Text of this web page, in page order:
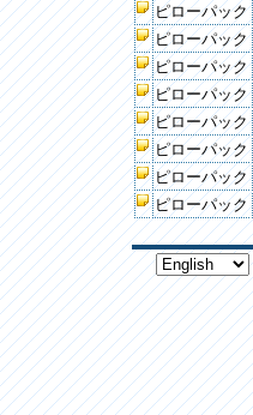
ピローパック
ピローパック
ピローパック
ピローパック
ピローパック
ピローパック
ピローパック
ピローパック